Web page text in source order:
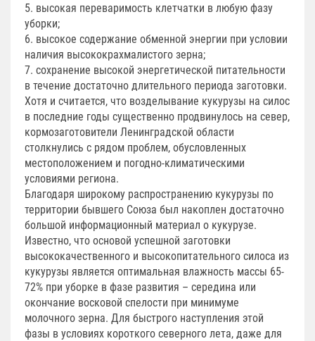
5. высокая переваримость клетчатки в любую фазу
уборки;
6. высокое содержание обменной энергии при условии
наличия высококрахмалистого зерна;
7. сохранение высокой энергетической питательности
в течение достаточно длительного периода заготовки.
Хотя и считается, что возделывание кукурузы на силос
в последние годы существенно продвинулось на север,
кормозаготовители Ленинградской области
столкнулись с рядом проблем, обусловленных
местоположением и погодно-климатическими
условиями региона.
Благодаря широкому распространению кукурузы по
территории бывшего Союза был накоплен достаточно
большой информационный материал о кукурузе.
Известно, что основой успешной заготовки
высококачественного и высокопитательного силоса из
кукурузы является оптимальная влажность массы 65-
72% при уборке в фазе развития – середина или
окончание восковой спелости при минимуме
молочного зерна. Для быстрого наступления этой
фазы в условиях короткого северного лета, даже для